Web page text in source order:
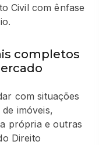
Civil com ênfase
completos
com situações
imóveis,
própria e outras
Direito